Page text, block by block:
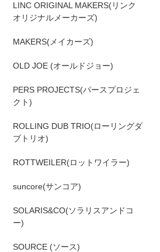
LINC ORIGINAL MAKERS(リンク
オリジナルメーカーズ)
MAKERS(メイカーズ)
OLD JOE (オールドジョー)
PERS PROJECTS(パースプロジェ
クト)
ROLLING DUB TRIO(ローリングダ
ブトリオ)
ROTTWEILER(ロットワイラー)
suncore(サンコア)
SOLARIS&CO(ソラリスアンドコ
ー)
SOURCE (ソース)